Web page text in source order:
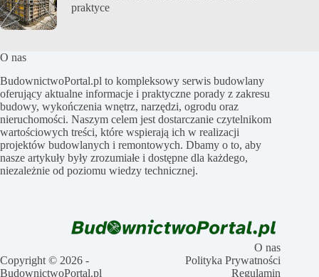
praktyce
O nas
BudownictwoPortal.pl to kompleksowy serwis budowlany
oferujący aktualne informacje i praktyczne porady z zakresu
budowy, wykończenia wnętrz, narzędzi, ogrodu oraz
nieruchomości. Naszym celem jest dostarczanie czytelnikom
wartościowych treści, które wspierają ich w realizacji
projektów budowlanych i remontowych. Dbamy o to, aby
nasze artykuły były zrozumiałe i dostępne dla każdego,
niezależnie od poziomu wiedzy technicznej.
Copyright © 2026 -
BudownictwoPortal.pl
O nas
Polityka Prywatności
Regulamin